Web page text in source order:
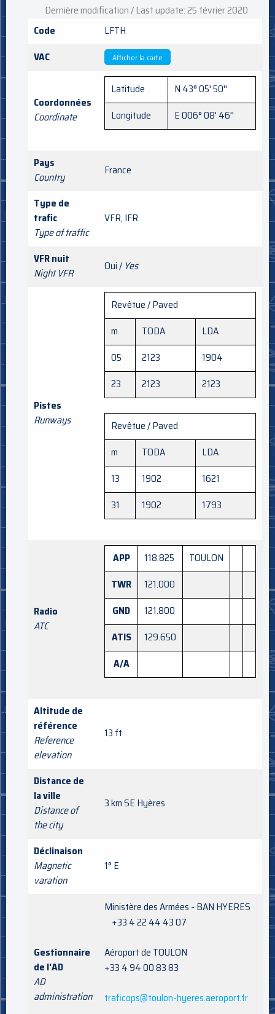
Dernière modification / Last update: 25 février 2020
Code
LFTH
VAC
Afficher la carte
Coordonnées
Coordinate
Latitude
N 43° 05' 50''
Longitude
E 006° 08' 46''
Pays
Country
France
Type de
trafic
Type of traffic
VFR, IFR
VFR nuit
Night VFR
Oui / Yes
Pistes
Runways
Revêtue / Paved
m
TODA
LDA
05
2123
1904
23
2123 2123
Revêtue / Paved
m
TODA
LDA
13
1902
1621
31
1902 1793
Radio
ATC
APP 118.825
TOULON
TWR
121.000
GND
121.800
ATIS
129.650
A/A
Altitude de
référence
Reference
elevation
13 ft
Distance de
la ville
Distance of
the city
3 km SE Hyères
Déclinaison
Magnetic
varation
1° E
Gestionnaire
de l'AD
AD
administration
Ministère des Armées - BAN HYERES
+33 4 22 44 43 07
Aéroport de TOULON
+33 4 94 00 83 83
traficops@toulon-hyeres.aeroport.fr